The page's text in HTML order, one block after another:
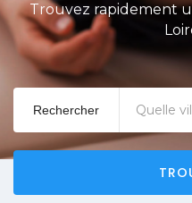
Trouvez rapidement
Rechercher